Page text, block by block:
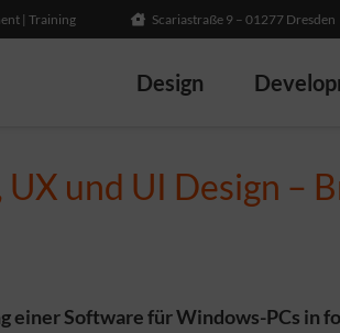
| Training Scariastraße 9 – 01277 Dresden
Design
und UI Design –
einer Software für Windows-PCs